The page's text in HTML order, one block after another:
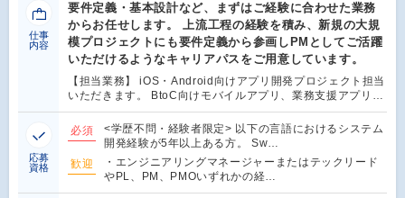
仕事
内容
要件定義・基本設計など、まずはご経験に合わせた業務
からお任せします。 上流工程の経験を積み、新規の大規
模プロジェクトにも要件定義から参画しPMとしてご活躍
いただけるようなキャリアパスをご用意しています。
【担当業務】 iOS・Android向けアプリ開発プロジェクト担当
いただきます。 BtoC向けモバイルアプリ、業務支援アプリ…
応募
資格
必須
<学歴不問・経験者限定> 以下の言語におけるシステム
開発経験が5年以上ある方。 Sw…
歓迎
・エンジニアリングマネージャーまたはテックリード
やPL、PM、PMOいずれかの経…